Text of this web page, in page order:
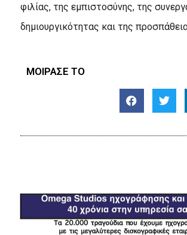
φιλίας, της εμπιστοσύνης, της
δημιουργικότητας και της
ΜΟΙΡΑΣΕ ΤΟ